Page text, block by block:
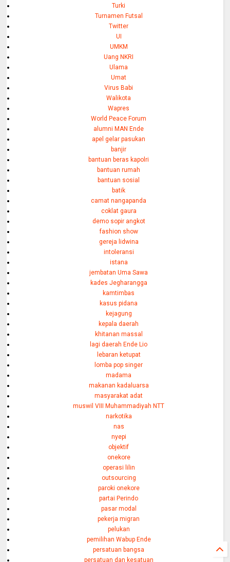
Turki
Turnamen Futsal
Twitter
UI
UMKM
Uang NKRI
Ulama
Umat
Virus Babi
Walikota
Wapres
World Peace Forum
alumni MAN Ende
apel gelar pasukan
banjir
bantuan beras kapolri
bantuan rumah
bantuan sosial
batik
camat nangapanda
coklat gaura
demo sopir angkot
fashion show
gereja lidwina
intoleransi
istana
jembatan Uma Sawa
kades Jegharangga
kamtimbas
kasus pidana
kejagung
kepala daerah
khitanan massal
lagi daerah Ende Lio
lebaran ketupat
lomba pop singer
madama
makanan kadaluarsa
masyarakat adat
muswil VIII Muhammadiyah NTT
narkotika
nas
nyepi
objektif
onekore
operasi lilin
outsourcing
paroki onekore
partai Perindo
pasar modal
pekerja migran
pelukan
pemilihan Wabup Ende
persatuan bangsa
persatuan dan kesatuan